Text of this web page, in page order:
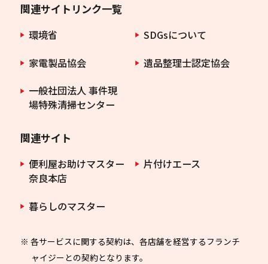
関連サイトリンク一覧
環境省
SDGsについて
家電製品協会
遺品整理士認定協会
一般社団法人 事件現
場特殊清掃センター
関連サイト
便利屋お助けマスター
奈良本店
片付けエース
暮らしのマスター
※ 各サービスに関する契約は、各店舗を経営するフランチ
ャイジーとの契約となります。